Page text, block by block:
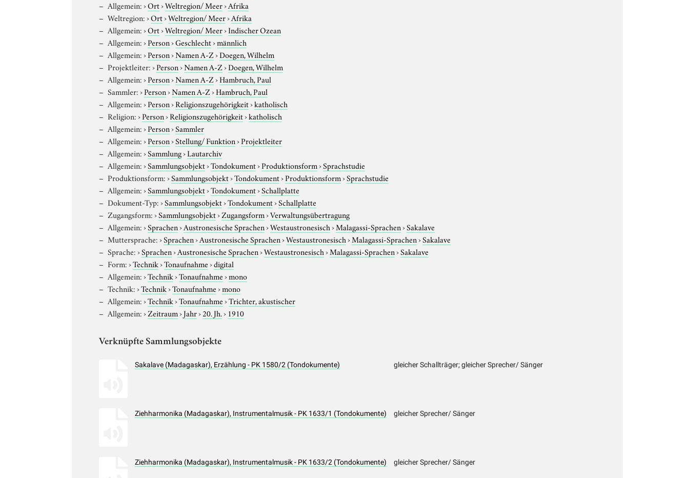
Allgemein:›Ort›Weltregion/ Meer›Afrika
Weltregion:›Ort›Weltregion/ Meer›Afrika
Allgemein:›Ort›Weltregion/ Meer›Indischer Ozean
Allgemein:›Person›Geschlecht›männlich
Allgemein:›Person›Namen A-Z›Doegen, Wilhelm
Projektleiter:›Person›Namen A-Z›Doegen, Wilhelm
Allgemein:›Person›Namen A-Z›Hambruch, Paul
Sammler:›Person›Namen A-Z›Hambruch, Paul
Allgemein:›Person›Religionszugehörigkeit›katholisch
Religion:›Person›Religionszugehörigkeit›katholisch
Allgemein:›Person›Sammler
Allgemein:›Person›Stellung/ Funktion›Projektleiter
Allgemein:›Sammlung›Lautarchiv
Allgemein:›Sammlungsobjekt›Tondokument›Produktionsform›Sprachstudie
Produktionsform:›Sammlungsobjekt›Tondokument›Produktionsform›Sprachstudie
Allgemein:›Sammlungsobjekt›Tondokument›Schallplatte
Dokument-Typ:›Sammlungsobjekt›Tondokument›Schallplatte
Zugangsform:›Sammlungsobjekt›Zugangsform›Verwaltungsübertragung
Allgemein:›Sprachen›Austronesische Sprachen›Westaustronesisch›Malagassi-Sprachen›Sakalave
Muttersprache:›Sprachen›Austronesische Sprachen›Westaustronesisch›Malagassi-Sprachen›Sakalave
Sprache:›Sprachen›Austronesische Sprachen›Westaustronesisch›Malagassi-Sprachen›Sakalave
Form:›Technik›Tonaufnahme›digital
Allgemein:›Technik›Tonaufnahme›mono
Technik:›Technik›Tonaufnahme›mono
Allgemein:›Technik›Tonaufnahme›Trichter, akustischer
Allgemein:›Zeitraum›Jahr›20. Jh.› 1910
Verknüpfte Sammlungsobjekte
Sakalave (Madagaskar), Erzählung - PK 1580/2 (Tondokumente) gleicher Schallträger; gleicher Sprecher/ Sänger
Ziehharmonika (Madagaskar), Instrumentalmusik - PK 1633/1 (Tondokumente) gleicher Sprecher/ Sänger
Ziehharmonika (Madagaskar), Instrumentalmusik - PK 1633/2 (Tondokumente) gleicher Sprecher/ Sänger